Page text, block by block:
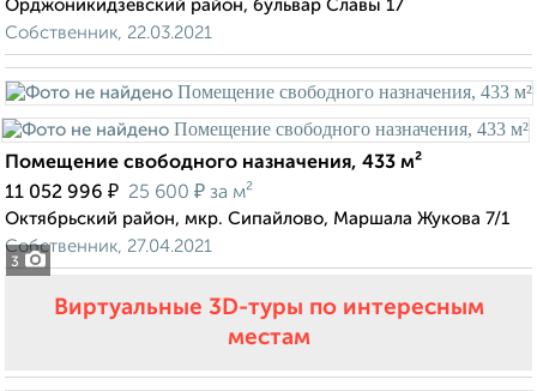
Орджоникидзевский район, бульвар Славы 17
Собственник, 22.03.2021
3
Помещение свободного назначения, 433 м²
11 052 996 ₽ 25 600 ₽ за м²
Октябрьский район, мкр. Сипайлово, Маршала Жукова 7/1
Собственник, 27.04.2021
Виртуальные 3D-туры по интересным
местам